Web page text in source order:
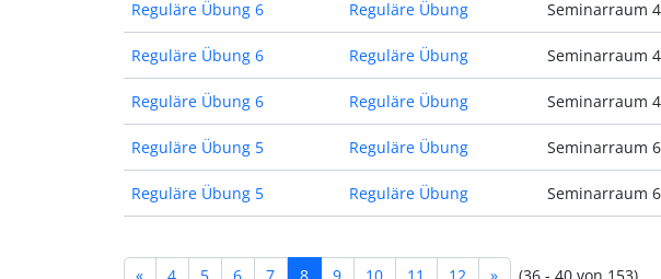
Reguläre Übung 6 Reguläre Übung Seminarraum
Reguläre Übung 6 Reguläre Übung Seminarraum
Reguläre Übung 6 Reguläre Übung Seminarraum
Reguläre Übung 5 Reguläre Übung Seminarraum
Reguläre Übung 5 Reguläre Übung Seminarraum